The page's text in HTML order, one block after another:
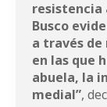
resistencia
Busco
a través
en las que
abuela, la
medial”,